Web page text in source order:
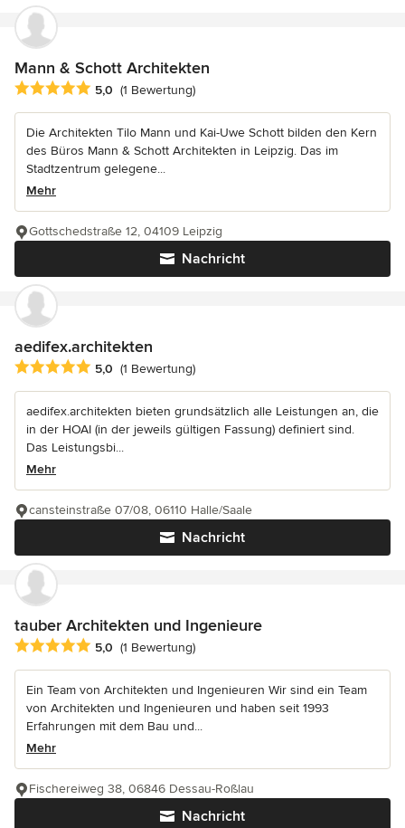
Mann & Schott Architekten
Durchschnittliche Bewertung: 5 von 5 Sternen
5,0 (1 Bewertung)
Die Architekten Tilo Mann und Kai-Uwe Schott bilden den Kern
des Büros Mann & Schott Architekten in Leipzig. Das im
Stadtzentrum gelegene...
Mehr
Nachricht
Gottschedstraße 12, 04109 Leipzig
aedifex.architekten
Durchschnittliche Bewertung: 5 von 5 Sternen
5,0 (1 Bewertung)
aedifex.architekten bieten grundsätzlich alle Leistungen an, die
in der HOAI (in der jeweils gültigen Fassung) definiert sind.
Das Leistungsbi...
Mehr
Nachricht
cansteinstraße 07/08, 06110 Halle/Saale
tauber Architekten und Ingenieure
Durchschnittliche Bewertung: 5 von 5 Sternen
5,0 (1 Bewertung)
Ein Team von Architekten und Ingenieuren Wir sind ein Team
von Architekten und Ingenieuren und haben seit 1993
Erfahrungen mit dem Bau und...
Mehr
Nachricht
Fischereiweg 38, 06846 Dessau-Roßlau